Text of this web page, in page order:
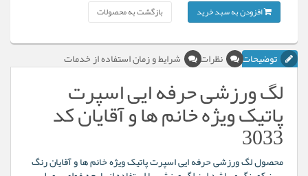
افزودن به سبد خرید بازگشت به محصولات
توضیحات نظرات شرایط و زمان استفاده از خدمات
لگ ورزشی حرفه ایی اسپرت
پاتیک ویژه خانم ها و آقایان کد
3033
محصول لگ ورزشی حرفه ایی اسپرت پاتیک ویژه خانم ها و آقایان رنگ